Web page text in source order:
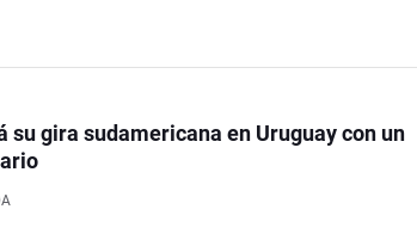
su gira sudamericana en Uruguay con un